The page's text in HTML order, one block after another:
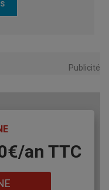
Publicité
an​ TTC